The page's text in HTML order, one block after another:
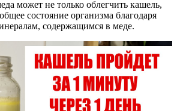
может не только облегчить кашель,
состояние организма благодаря
содержащимся в меде.